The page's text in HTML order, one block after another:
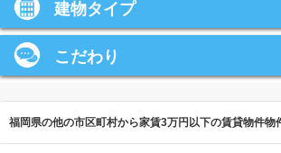
建物タイプ
こだわり
福岡県の他の市区町村から家賃3万円以下の賃貸物件物